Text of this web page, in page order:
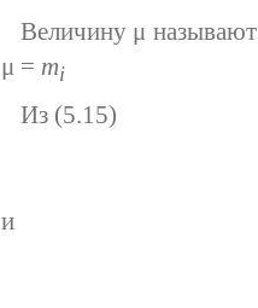
Величину μ
μ = mi
Из (5.15)
и